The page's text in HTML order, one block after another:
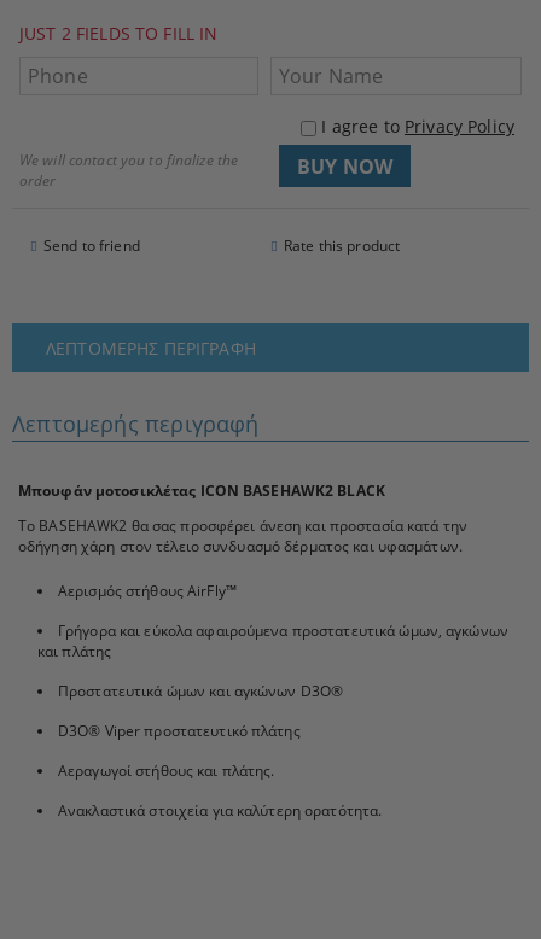
JUST 2 FIELDS TO FILL IN
I agree to Privacy Policy
We will contact you to finalize the
order
Send to friend Rate this product
ΛΕΠΤΟΜΕΡΉΣ ΠΕΡΙΓΡΑΦΉ
Λεπτομερής περιγραφή
Μπουφάν μοτοσικλέτας ICON BASEHAWK2 BLACK
Το BASEHAWK2 θα σας προσφέρει άνεση και προστασία κατά την
οδήγηση χάρη στον τέλειο συνδυασμό δέρματος και υφασμάτων.
Αερισμός στήθους AirFly™
Γρήγορα και εύκολα αφαιρούμενα προστατευτικά ώμων, αγκώνων
και πλάτης
Προστατευτικά ώμων και αγκώνων D3O®
D3O® Viper προστατευτικό πλάτης
Αεραγωγοί στήθους και πλάτης.
Ανακλαστικά στοιχεία για καλύτερη ορατότητα.